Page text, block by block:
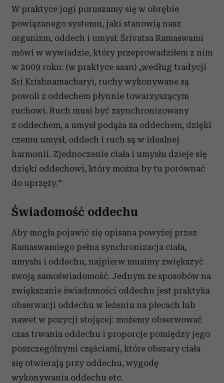
W praktyce jogi poruszamy się w obrębie
powiązanego systemu, jaki stanowią nasz
organizm, oddech i umysł. Śrivatsa Ramaswami
mówi w wywiadzie, który przeprowadziłem z nim
w 2009 roku: (w praktyce asan) „według tradycji
Sri Krishnamacharyi, ruchy wykonywane są
powoli z oddechem płynnie towarzyszącym
ruchowi. Ruch musi być zsynchronizowany
z oddechem, a umysł podąża za oddechem, dzięki
czemu umysł, oddech i ruch są w idealnej
harmonii. Zjednoczenie ciała i umysłu dzieje się
dzięki oddechowi, który można by tu porównać
do uprzęży."
Świadomość oddechu
Aby mogła pojawić się opisana powyżej przez
Ramaswamiego pełna synchronizacja ciała,
umysłu i oddechu, najpierw musimy zwiększyć
swoją samoświadomość. Jednym ze sposobów na
zwiększanie świadomości oddechu jest praktyka
obserwacji oddechu w leżeniu na plecach lub
nawet w pozycji stojącej: możemy obserwować
czas trwania oddechu i proporcje pomiędzy jego
poszczególnymi częściami, które obszary ciała
się otwierają przy oddechu, wygodę
wykonywania oddechu etc.